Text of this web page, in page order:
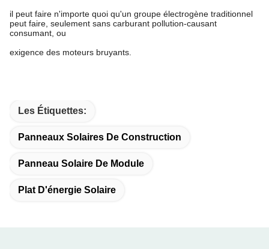
il peut faire n'importe quoi qu'un groupe électrogène traditionnel
peut faire, seulement sans carburant pollution-causant
consumant, ou
exigence des moteurs bruyants.
Les Étiquettes:
Panneaux Solaires De Construction
Panneau Solaire De Module
Plat D'énergie Solaire